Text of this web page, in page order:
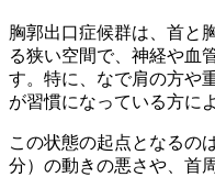
胸郭出口症候群は、首と
る狭い空間で、神経や血
す。特に、なで肩の方や
が習慣になっている方に
この状態の起点となるの
分）の動きの悪さや、首